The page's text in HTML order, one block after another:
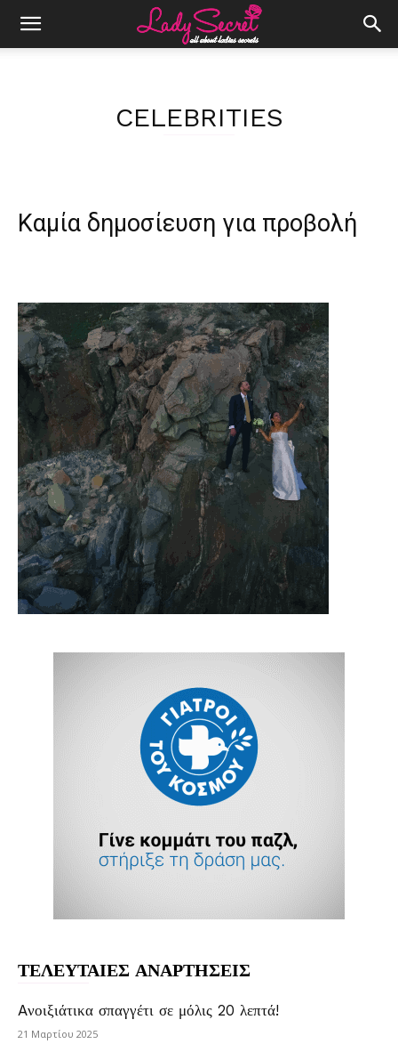
CELEBRITIES
Καμία δημοσίευση για προβολή
ΤΕΛΕΥΤΑΙΕΣ ΑΝΑΡΤΗΣΕΙΣ
Aνοιξιάτικα σπαγγέτι σε μόλις 20 λεπτά!
21 Μαρτίου 2025